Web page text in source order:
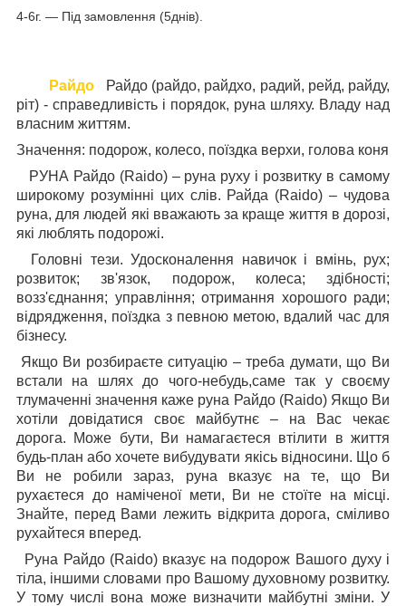
4-6г. ― Під замовлення (5днів).
Райдо
Райдо (райдо, райдхо, радий, рейд, райду,
ріт) - справедливість і порядок, руна шляху. Владу над
власним життям.
Значення: подорож, колесо, поїздка верхи, голова коня
РУНА Райдо (Raido) – руна руху і розвитку в самому
широкому розумінні цих слів. Райда (Raido) – чудова
руна, для людей які вважають за краще життя в дорозі,
які люблять подорожі.
Головні тези. Удосконалення навичок і вмінь, рух;
розвиток; зв'язок, подорож, колеса; здібності;
возз'єднання; управління; отримання хорошого ради;
відрядження, поїздка з певною метою, вдалий час для
бізнесу.
Якщо Ви розбираєте ситуацію – треба думати, що Ви
встали на шлях до чого-небудь,саме так у своєму
тлумаченні значення каже руна Райдо (Raido) Якщо Ви
хотіли довідатися своє майбутнє – на Вас чекає
дорога. Може бути, Ви намагаєтеся втілити в життя
будь-план або хочете вибудувати якісь відносини. Що б
Ви не робили зараз, руна вказує на те, що Ви
рухаєтеся до наміченої мети, Ви не стоїте на місці.
Знайте, перед Вами лежить відкрита дорога, сміливо
рухайтеся вперед.
Руна Райдо (Raido) вказує на подорож Вашого духу і
тіла, іншими словами про Вашому духовному розвитку.
У тому числі вона може визначити майбутні зміни. У